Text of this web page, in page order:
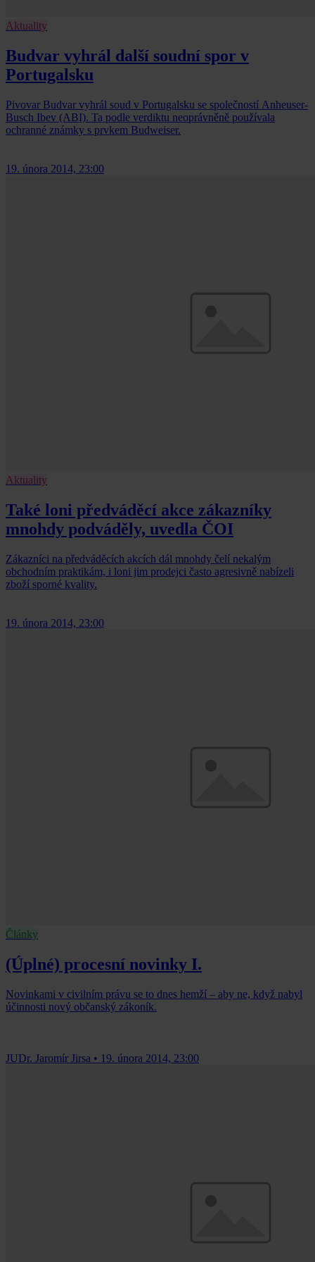
Aktuality
Budvar vyhrál další soudní spor v
Portugalsku
Pivovar Budvar vyhrál soud v Portugalsku se společností Anheuser-
Busch Ibev (ABI). Ta podle verdiktu neoprávněně používala
ochranné známky s prvkem Budweiser.
19. února 2014, 23:00
Aktuality
Také loni předváděcí akce zákazníky
mnohdy podváděly, uvedla ČOI
Zákazníci na předváděcích akcích dál mnohdy čelí nekalým
obchodním praktikám, i loni jim prodejci často agresivně nabízeli
zboží sporné kvality.
19. února 2014, 23:00
Články
(Úplné) procesní novinky I.
Novinkami v civilním právu se to dnes hemží – aby ne, když nabyl
účinnosti nový občanský zákoník.
JUDr. Jaromír Jirsa • 19. února 2014, 23:00